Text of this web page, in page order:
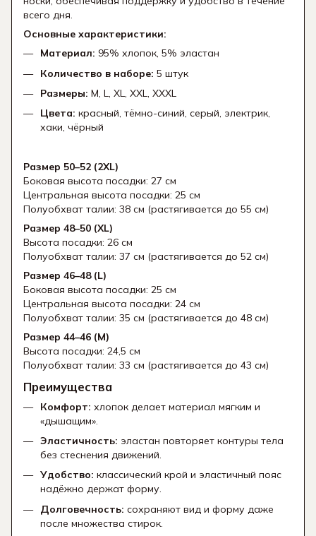
всего дня.
Основные характеристики:
Материал: 95% хлопок, 5% эластан
Количество в наборе: 5 штук
Размеры: M, L, XL, XXL, XXXL
Цвета: красный, тёмно-синий, серый, электрик,
хаки, чёрный
Размер 50–52 (2XL)
Боковая высота посадки: 27 см
Центральная высота посадки: 25 см
Полуобхват талии: 38 см (растягивается до 55 см)
Размер 48–50 (XL)
Высота посадки: 26 см
Полуобхват талии: 37 см (растягивается до 52 см)
Размер 46–48 (L)
Боковая высота посадки: 25 см
Центральная высота посадки: 24 см
Полуобхват талии: 35 см (растягивается до 48 см)
Размер 44–46 (M)
Высота посадки: 24,5 см
Полуобхват талии: 33 см (растягивается до 43 см)
Преимущества
Комфорт: хлопок делает материал мягким и
«дышащим».
Эластичность: эластан повторяет контуры тела
без стеснения движений.
Удобство: классический крой и эластичный пояс
надёжно держат форму.
Долговечность: сохраняют вид и форму даже
после множества стирок.